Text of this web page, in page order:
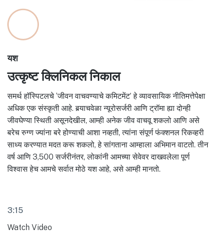
यश
उत्कृष्ट क्लिनिकल निकाल
समर्थ हॉस्पिटलचे ‘जीवन वाचवण्याचे कमिटमेंट’ हे व्यावसायिक नीतिमत्तेपेक्षा
अधिक एक संस्कृती आहे. बर्‍याचवेळा न्यूरोसर्जरी आणि ट्रॉमा ह्या दोन्ही
जीवघेण्या स्थिती असूनदेखील, आम्ही अनेक जीव वाचवू शकलो आणि असे
बरेच रुग्ण ज्यांना बरे होण्याची आशा नव्हती, त्यांना संपूर्ण फंक्शनल रिकव्हरी
साध्य करण्यात मदत करू शकलो, हे सांगताना आम्हाला अभिमान वाटतो. तीन
वर्ष आणि 3,500 सर्जरीनंतर, लोकांनी आमच्या सेवेवर दाखवलेला पूर्ण
विश्वास हेच आमचे सर्वात मोठे यश आहे, असे आम्ही मानतो.
3:15
Watch Video